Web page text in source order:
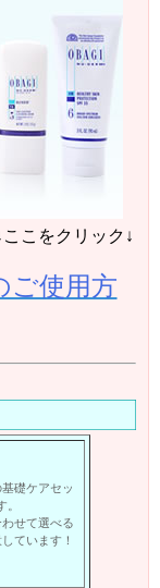
こをクリック↓
ご使用方
礎ケアセッ
。
せて選べる
ています！